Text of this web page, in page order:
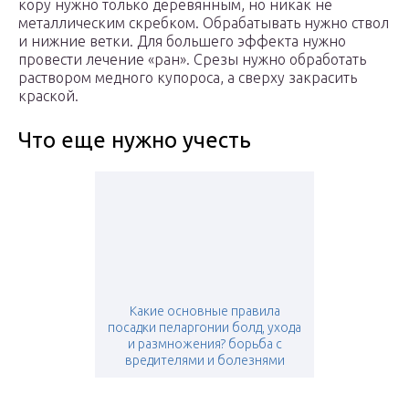
кору нужно только деревянным, но никак не
металлическим скребком. Обрабатывать нужно ствол
и нижние ветки. Для большего эффекта нужно
провести лечение «ран». Срезы нужно обработать
раствором медного купороса, а сверху закрасить
краской.
Что еще нужно учесть
Какие основные правила
посадки пеларгонии болд, ухода
и размножения? борьба с
вредителями и болезнями